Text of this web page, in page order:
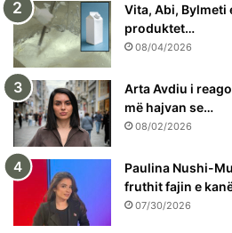
Vita, Abi, Bylmeti
produktet…
08/04/2026
Arta Avdiu i
më hajvan se…
08/02/2026
Paulina Nushi-
fruthit fajin e
07/30/2026